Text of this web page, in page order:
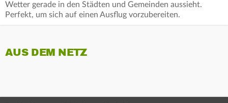
Wetter gerade in den Städten und Gemeinden aussieht.
Perfekt, um sich auf einen Ausflug vorzubereiten.
AUS DEM NETZ